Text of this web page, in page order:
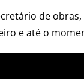
de
e até o